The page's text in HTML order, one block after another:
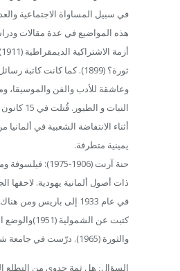
في سبيل المساواة الاجتماعية
هذه المواضيع في عدة مقالات
ثورة؟ (1899). كما كانت كاتبة
وعاشقة للأدب والفن والموسيقا،
أثناء الانتفاضة الشعبية في
يمينية متطرفة.
حنة آرنت (1906-
ذات أصول ألمانية يهودية. لاحقها
في عام 1933 إلى باريس ومن
والثورة (1965). درّست في جامعة شيكاغو.
السؤال: هل ثمة جدوى من التطلع